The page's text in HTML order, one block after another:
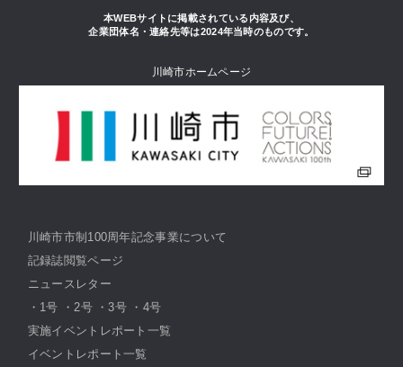
本WEBサイトに掲載されている内容及び、
企業団体名・連絡先等は2024年当時のものです。
川崎市ホームページ
川崎市市制100周年記念事業について
記録誌閲覧ページ
ニュースレター
・ 1号 ・ 2号・3号 ・ 4号
実施イベントレポート一覧
イベントレポート一覧